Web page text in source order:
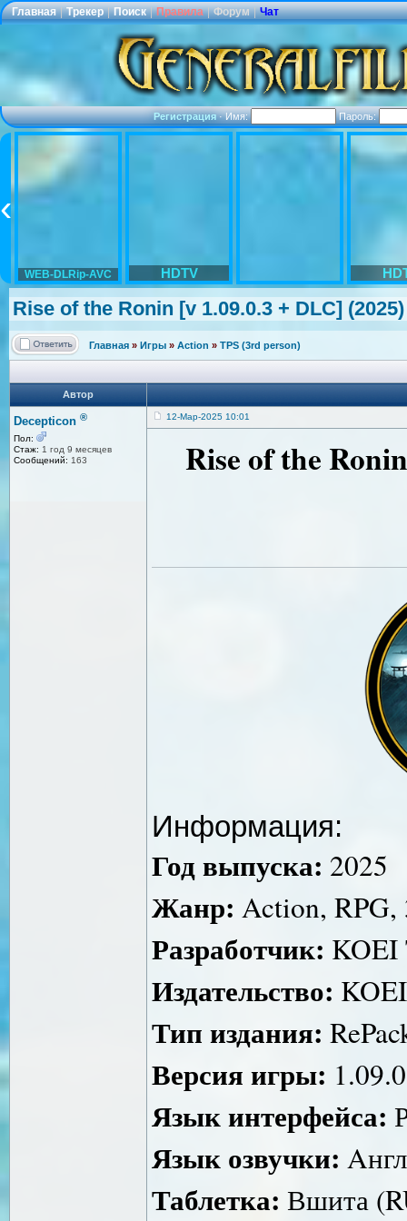
Главная | Трекер | Поиск | Правила | Форум | Чат
Регистрация·Имя: Пароль:
WEB-DLRip-AVC HDTV
Rise of the Ronin [v 1.09.0.3 + DLC]
Главная » Игры » Action » TPS (3rd person)
Автор
Decepticon ®
Пол:
Стаж: 1 год 9 месяцев
Сообщений: 163
12-Мар-2025 10:01
Rise of the
Информация:
Год выпуска: 2025
Жанр: Action, RPG,
Разработчик: KOEI
Издательство:
Тип издания:
Версия игры:
Язык интерфейса:
Язык озвучки:
Таблетка: Вшита